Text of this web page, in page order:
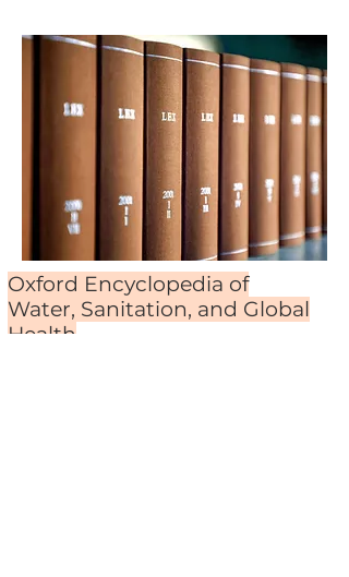
Oxford Encyclopedia of
Water, Sanitation, and Global
Health